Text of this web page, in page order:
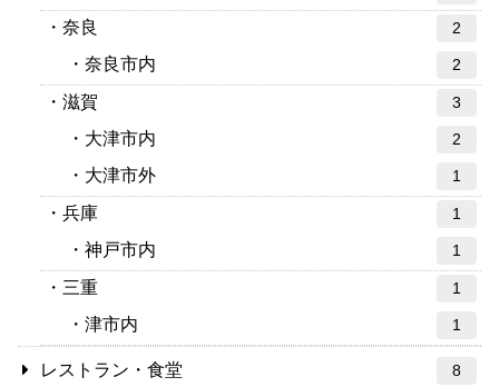
奈良 2
奈良市内 2
滋賀 3
大津市内 2
大津市外 1
兵庫 1
神戸市内 1
三重 1
津市内 1
レストラン・食堂 8